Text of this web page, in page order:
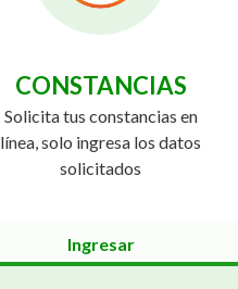
CONSTANCIAS
Solicita tus constancias en
línea, solo ingresa los datos
solicitados
Ingresar